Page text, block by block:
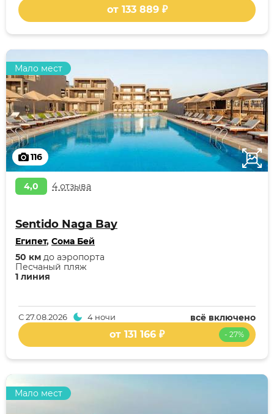
от 133 889 ₽
116
Мало мест
4,0 4 отзыва
Sentido Naga Bay
Египет, Сома Бей
1 линия
Песчаный пляж
50 км до аэропорта
всё включено
С27.08.2026 4 ночи
- 27%
от 131 166 ₽
Мало мест